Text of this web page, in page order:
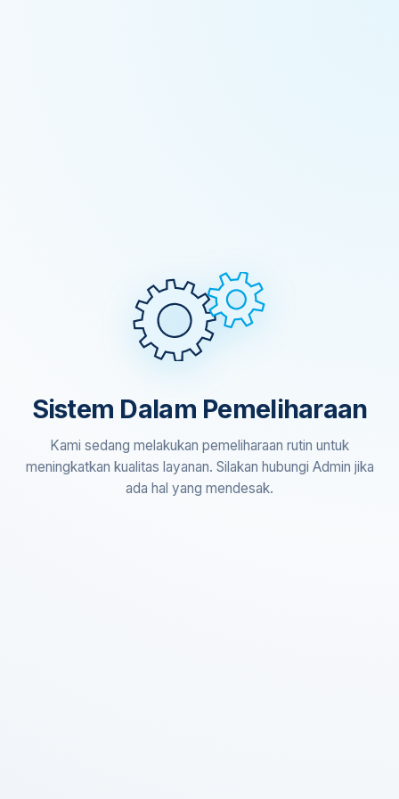
Sistem Dalam Pemeliharaan
Kami sedang melakukan pemeliharaan rutin untuk
meningkatkan kualitas layanan. Silakan hubungi Admin jika
ada hal yang mendesak.